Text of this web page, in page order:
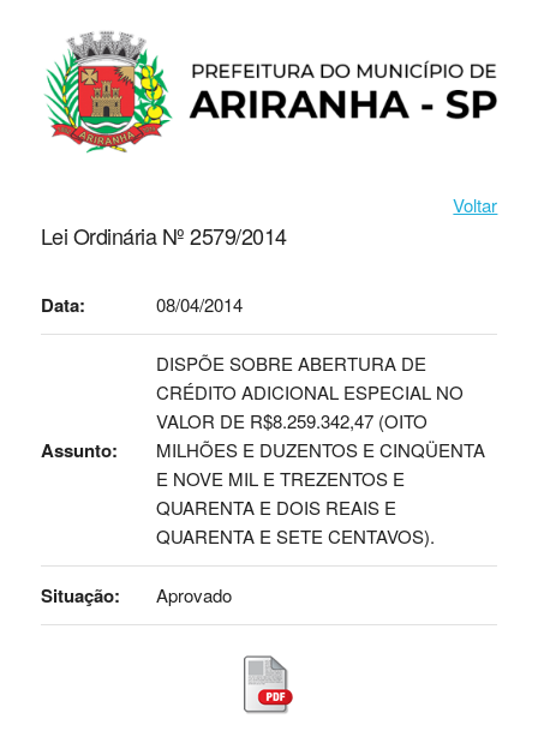
Voltar
Lei Ordinária Nº 2579/2014
Data: 08/04/2014
Assunto:
DISPÕE SOBRE ABERTURA DE
CRÉDITO ADICIONAL ESPECIAL NO
VALOR DE R$8.259.342,47 (OITO
MILHÕES E DUZENTOS E CINQÜENTA
E NOVE MIL E TREZENTOS E
QUARENTA E DOIS REAIS E
QUARENTA E SETE CENTAVOS).
Situação: Aprovado